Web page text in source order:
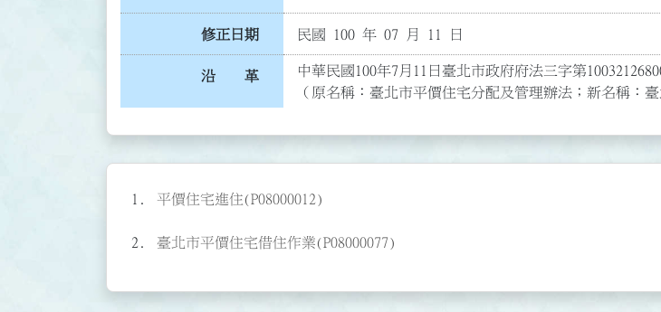
修正日期 民國 100 年 07 月 11 日
沿 革
中華民國100年7月11日臺北市政府府法三字第
（原名稱：臺北市平價住宅分配及管理辦法；新名稱：
平價住宅進住(P08000012)
臺北市平價住宅借住作業(P08000077)